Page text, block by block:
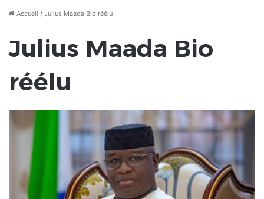
Accueil / Julius Maada Bio réélu
Julius Maada Bio
réélu